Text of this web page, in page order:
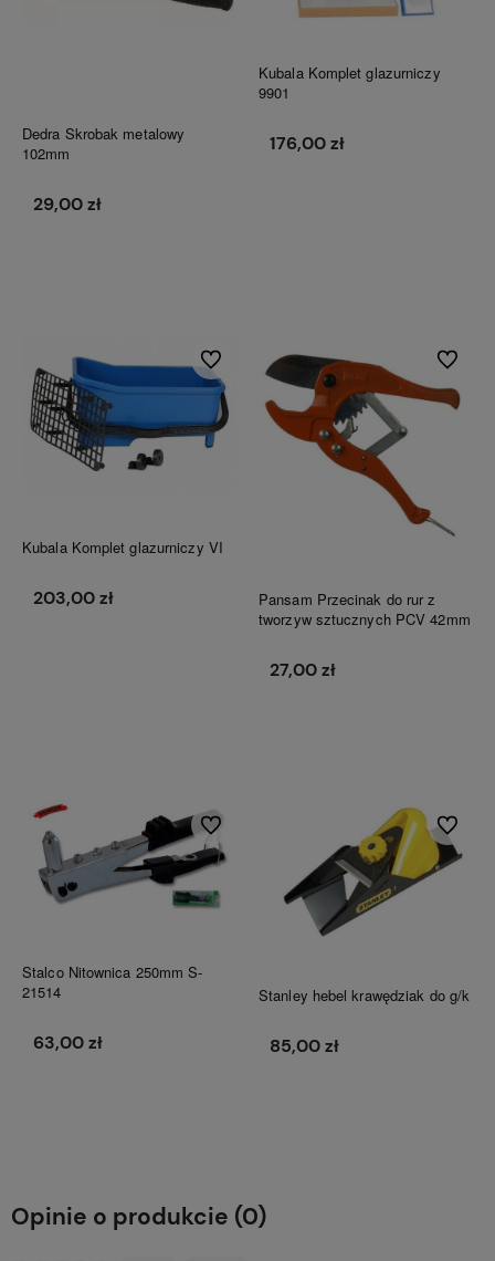
Dedra Skrobak metalowy
102mm
29,00 zł
Kubala Komplet glazurniczy
9901
176,00 zł
Kubala Komplet glazurniczy VI
203,00 zł
Do ulubionych
Pansam Przecinak do rur z
tworzyw sztucznych PCV 42mm
27,00 zł
Do
Stalco Nitownica 250mm S-
21514
63,00 zł
Do ulubionych
Stanley hebel krawędziak do g/k
85,00 zł
Do
Opinie o produkcie (0)